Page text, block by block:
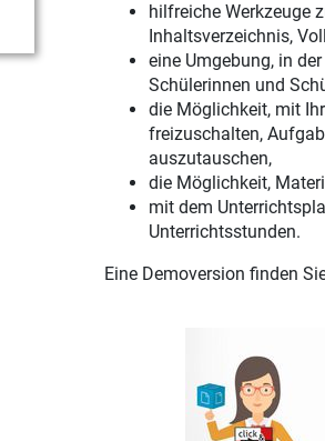
hilfreiche Werkzeuge
Inhaltsverzeichnis,
eine Umgebung, in
Schülerinnen und
die Möglichkeit, mit
freizuschalten,
auszutauschen,
die Möglichkeit,
mit dem
Unterrichtsstunden.
Eine Demoversion finden